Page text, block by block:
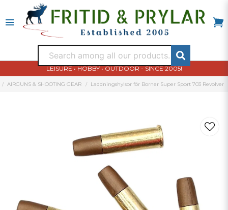
LEISURE • HOBBY • OUTDOOR - SINCE 2005!
AIRGUNS & SHOOTING GEAR Laddningshylsor för Borner Super Sport 703 Revolver